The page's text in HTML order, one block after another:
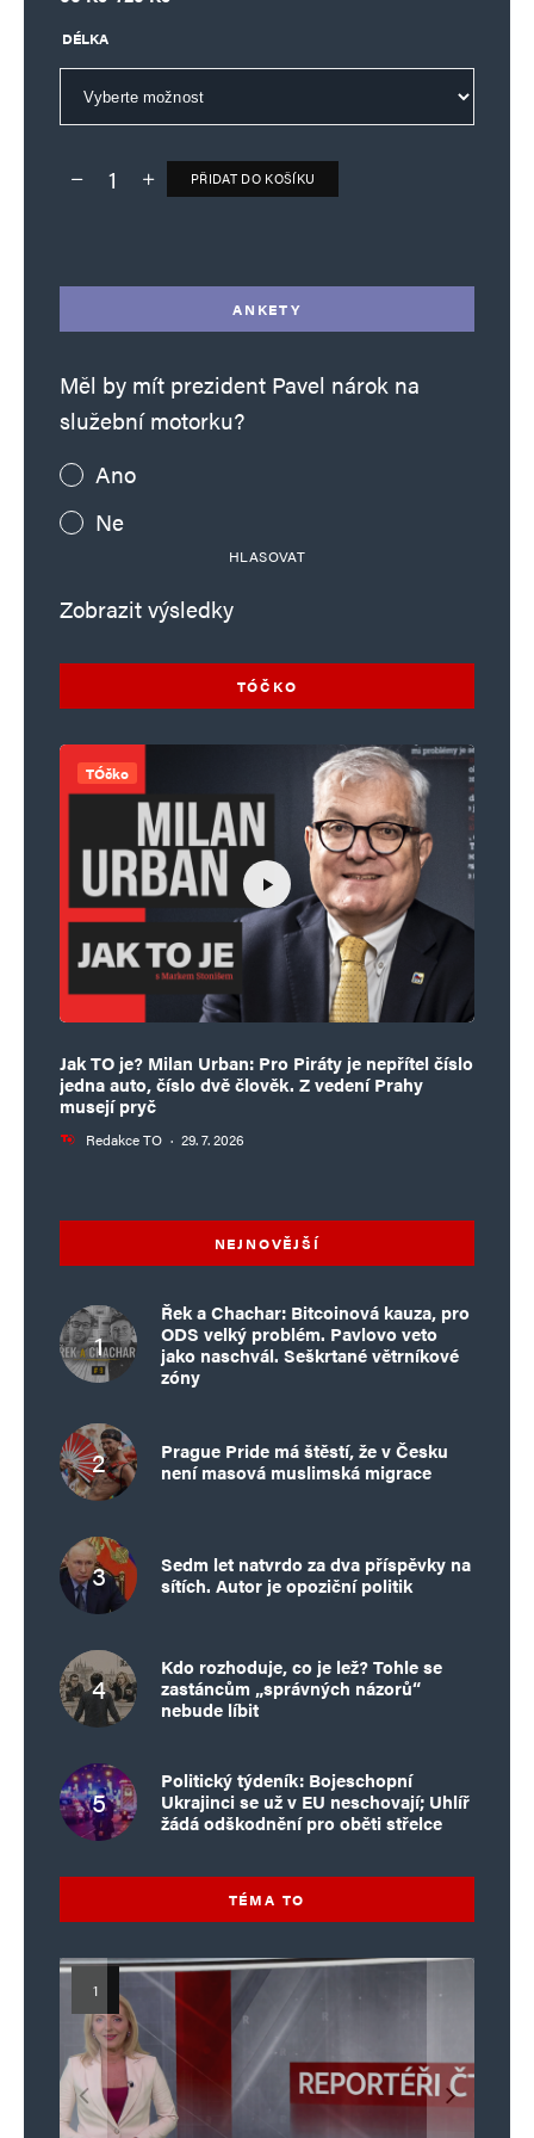
DÉLKA
Deník TO – verze bez reklam množství
PŘIDAT DO KOŠÍKU
ANKETY
Měl by mít prezident Pavel nárok na
služební motorku?
Ano
Ne
HLASOVAT
Zobrazit výsledky
TÓČKO
TÓčko
Jak TO je? Milan Urban: Pro Piráty je nepřítel číslo
jedna auto, číslo dvě člověk. Z vedení Prahy
musejí pryč
Redakce TO · 29. 7. 2026
NEJNOVĚJŠÍ
Řek a Chachar: Bitcoinová kauza, pro
ODS velký problém. Pavlovo veto
jako naschvál. Seškrtané větrníkové
zóny
Prague Pride má štěstí, že v Česku
není masová muslimská migrace
Sedm let natvrdo za dva příspěvky na
sítích. Autor je opoziční politik
Kdo rozhoduje, co je lež? Tohle se
zastáncům „správných názorů“
nebude líbit
Politický týdeník: Bojeschopní
Ukrajinci se už v EU neschovají; Uhlíř
žádá odškodnění pro oběti střelce
TÉMA TO
Islamistický teror v EU, 6. díl:
Brutální poprava 85letého
Islamistický teror v EU, 5. díl:
Mýty o Václavu Klausovi:
Pivo, jazz, hádky, loajalita
Vymíráme a politici lžou:
porodnost nezachrání